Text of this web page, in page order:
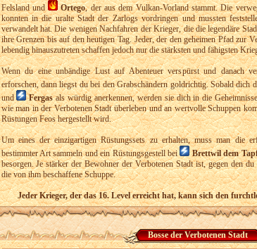
Felsland und
Ortego, der aus dem Vulkan-Vorland stammt. Die
konnten in die uralte Stadt der Zarlogs vordringen und mussten
verwandelt hat. Die wenigen Nachfahren der Krieger, die die legendäre
ihre Grenzen bis auf den heutigen Tag. Jeder, der den geheimen Pfad zur
lebendig hinauszutreten schaffen jedoch nur die stärksten und fähigsten
Wenn du eine unbändige Lust auf Abenteuer verspürst und danach
erforschen, dann liegst du bei den Grabschändern goldrichtig. Sobald dich
und
Fergasals würdig anerkennen, werden sie dich in die
wie man in der Verbotenen Stadt überleben und an wertvolle Schuppen
Rüstungen Feos hergestellt wird.
Um eines der einzigartigen Rüstungssets zu erhalten, muss man die
bestimmter Art sammeln und ein Rüstungsgestell bei
Brettwil dem
besorgen. Je stärker der Bewohner der Verbotenen Stadt ist, gegen den
die von ihm beschaffene Schuppe.
Jeder Krieger, der das 16. Level erreicht hat, kann sich den
Bosse der Verbotenen Stadt